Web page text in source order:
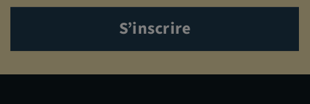
S’inscrire